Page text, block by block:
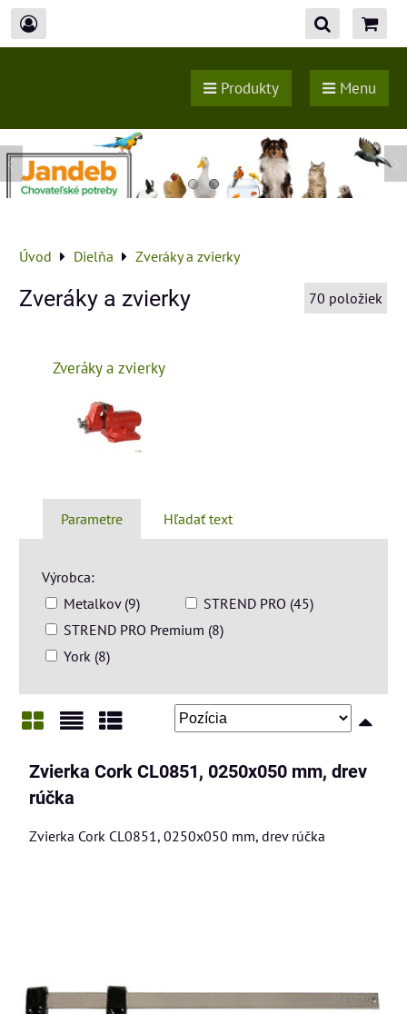
Produkty Menu
Úvod Dielňa Zveráky a zvierky
Zveráky a zvierky 70 položiek
Zveráky a zvierky
Parametre Hľadať text
Výrobca:
Metalkov (9)
STREND PRO (45)
STREND PRO Premium (8)
York (8)
Zvierka Cork CL0851, 0250x050 mm, drev
rúčka
Zvierka Cork CL0851, 0250x050 mm, drev rúčka